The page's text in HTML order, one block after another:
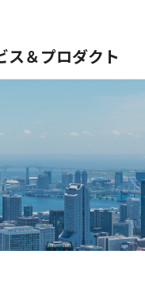
ォーメーション）
ト【都市】 こん
ス＆プロダクト
会社概要 役
案内ダウンロード
ブラリ 株式情報
ガバナンス